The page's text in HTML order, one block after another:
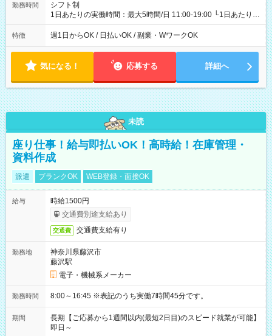
勤務時間
シフト制
1日あたりの実働時間：最大5時間/日 11:00-19:00 └1日あたりの
実働時間：1-5時間 └上記の時間帯内であれば、いつでも勤務可
能！ └平日・土曜日の中で、お好きな曜日でご勤務いただけま
18:00 などのように、自由な働き方が可能なお仕事です！
特徴 週1日からOK / 日払いOK / 副業・WワークOK
気になる！ 応募する 詳細へ
未読
座り仕事！給与即払いOK！高時給！在庫管理・
資料作成
派遣 ブランクOK WEB登録・面接OK
給与
時給1500円
交通費別途支給あり
交通費 交通費支給有り
勤務地
神奈川県藤沢市
藤沢駅
電子・機械系メーカー
勤務時間 8:00～16:45 ※表記のうち実働7時間45分です。
期間
長期【ご応募から1週間以内(最短2日目)のスピード就業が可能】
即日～